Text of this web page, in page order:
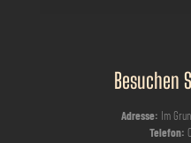
Besuchen
Adresse: Im
Telefon: